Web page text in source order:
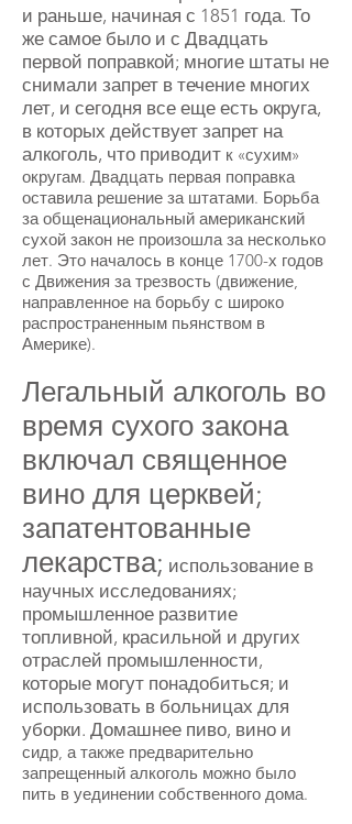
и раньше, начиная с 1851 года. То
же самое было и с Двадцать
первой поправкой; многие штаты не
снимали запрет в течение многих
лет, и сегодня все еще есть округа,
в которых действует запрет на
алкоголь, что приводит к «сухим»
округам. Двадцать первая поправка
оставила решение за штатами. Борьба
за общенациональный американский
сухой закон не произошла за несколько
лет. Это началось в конце 1700-х годов
с Движения за трезвость (движение,
направленное на борьбу с широко
распространенным пьянством в
Америке).
Легальный алкоголь во
время сухого закона
включал священное
вино для церквей;
запатентованные
лекарства; использование в
научных исследованиях;
промышленное развитие
топливной, красильной и других
отраслей промышленности,
которые могут понадобиться; и
использовать в больницах для
уборки. Домашнее пиво, вино и
сидр, а также предварительно
запрещенный алкоголь можно было
пить в уединении собственного дома.